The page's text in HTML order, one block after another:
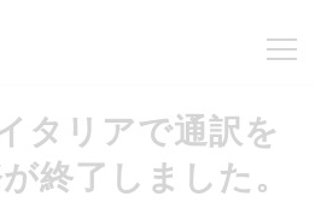
タリアで通訳を
終了しました。